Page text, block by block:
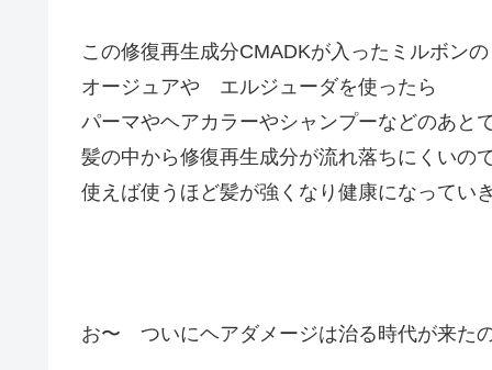
この修復再生成分CMADKが入ったミルボンの
オージュアや エルジューダを使ったら
パーマやヘアカラーやシャンプーなどのあと
髪の中から修復再生成分が流れ落ちにくいの
使えば使うほど髪が強くなり健康になってい
お〜 ついにヘアダメージは治る時代が来た